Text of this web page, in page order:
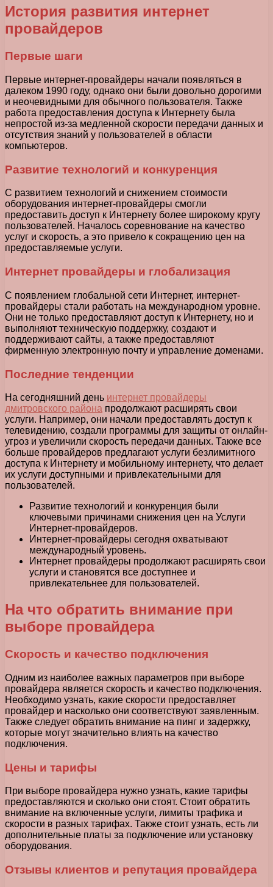
История развития интернет
провайдеров
Первые шаги
Первые интернет-провайдеры начали появляться в
далеком 1990 году, однако они были довольно дорогими
и неочевидными для обычного пользователя. Также
работа предоставления доступа к Интернету была
непростой из-за медленной скорости передачи данных и
отсутствия знаний у пользователей в области
компьютеров.
Развитие технологий и конкуренция
С развитием технологий и снижением стоимости
оборудования интернет-провайдеры смогли
предоставить доступ к Интернету более широкому кругу
пользователей. Началось соревнование на качество
услуг и скорость, а это привело к сокращению цен на
предоставляемые услуги.
Интернет провайдеры и глобализация
С появлением глобальной сети Интернет, интернет-
провайдеры стали работать на международном уровне.
Они не только предоставляют доступ к Интернету, но и
выполняют техническую поддержку, создают и
поддерживают сайты, а также предоставляют
фирменную электронную почту и управление доменами.
Последние тенденции
На сегодняшний день интернет провайдеры
дмитровского района продолжают расширять свои
услуги. Например, они начали предоставлять доступ к
телевидению, создали программы для защиты от онлайн-
угроз и увеличили скорость передачи данных. Также все
больше провайдеров предлагают услуги безлимитного
доступа к Интернету и мобильному интернету, что делает
их услуги доступными и привлекательными для
пользователей.
Развитие технологий и конкуренция были
ключевыми причинами снижения цен на Услуги
Интернет-провайдеров.
Интернет-провайдеры сегодня охватывают
международный уровень.
Интернет провайдеры продолжают расширять свои
услуги и становятся все доступнее и
привлекательнее для пользователей.
На что обратить внимание при
выборе провайдера
Скорость и качество подключения
Одним из наиболее важных параметров при выборе
провайдера является скорость и качество подключения.
Необходимо узнать, какие скорости предоставляет
провайдер и насколько они соответствуют заявленным.
Также следует обратить внимание на пинг и задержку,
которые могут значительно влиять на качество
подключения.
Цены и тарифы
При выборе провайдера нужно узнать, какие тарифы
предоставляются и сколько они стоят. Стоит обратить
внимание на включенные услуги, лимиты трафика и
скорости в разных тарифах. Также стоит узнать, есть ли
дополнительные платы за подключение или установку
оборудования.
Отзывы клиентов и репутация провайдера